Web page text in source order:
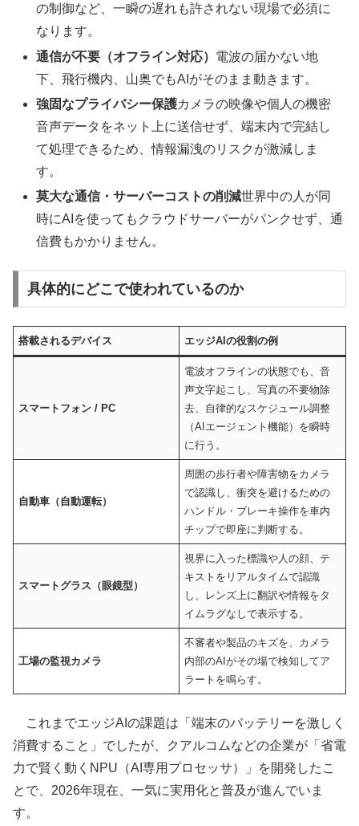
の制御など、一瞬の遅れも許されない現場で必須に
なります。
通信が不要（オフライン対応） 電波の届かない地
下、飛行機内、山奥でもAIがそのまま動きます。
強固なプライバシー保護カメラの映像や個人の機密
音声データをネット上に送信せず、端末内で完結し
て処理できるため、情報漏洩のリスクが激減しま
す。
莫大な通信・サーバーコストの削減世界中の人が同
時にAIを使ってもクラウドサーバーがパンクせず、通
信費もかかりません。
具体的にどこで使われているのか
搭載されるデバイス エッジAIの役割の例
スマートフォン / PC
電波オフラインの状態でも、音
声文字起こし、写真の不要物除
去、自律的なスケジュール調整
（AIエージェント機能）を瞬時
に行う。
自動車（自動運転）
周囲の歩行者や障害物をカメラ
で認識し、衝突を避けるための
ハンドル・ブレーキ操作を車内
チップで即座に判断する。
スマートグラス（眼鏡型）
視界に入った標識や人の顔、テ
キストをリアルタイムで認識
し、レンズ上に翻訳や情報をタ
イムラグなしで表示する。
工場の監視カメラ
不審者や製品のキズを、カメラ
内部のAIがその場で検知してア
ラートを鳴らす。
これまでエッジAIの課題は「端末のバッテリーを激しく
消費すること」でしたが、クアルコムなどの企業が「省電
力で賢く動くNPU（AI専用プロセッサ）」を開発したこ
とで、2026年現在、一気に実用化と普及が進んでいま
す。